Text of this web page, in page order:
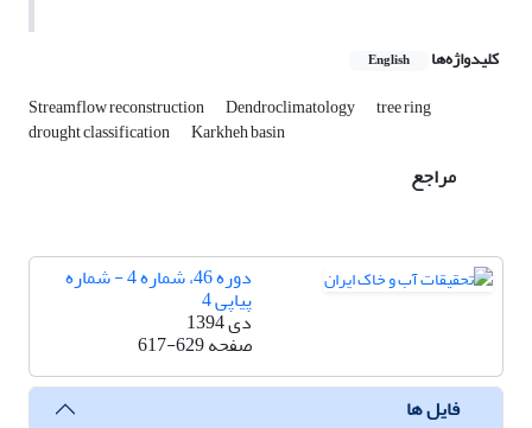
کلیدواژه‌ها English
Streamflow reconstruction Dendroclimatology tree ring
drought classification Karkheh basin
مراجع
دوره 46، شماره 4 - شماره
پیاپی 4
دی 1394
صفحه617-629
فایل ها